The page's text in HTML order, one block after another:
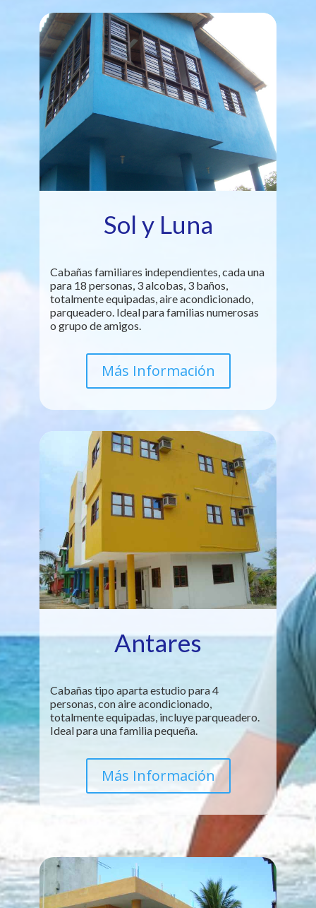
Sol y Luna
Cabañas familiares independientes, cada una
para 18 personas, 3 alcobas, 3 baños,
totalmente equipadas, aire acondicionado,
parqueadero. Ideal para familias numerosas
o grupo de amigos.
Más Información
Antares
Cabañas tipo aparta estudio para 4
personas, con aire acondicionado,
totalmente equipadas, incluye parqueadero.
Ideal para una familia pequeña.
Más Información